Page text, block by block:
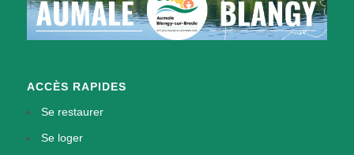
ACCÈS RAPIDES
Se restaurer
Se loger